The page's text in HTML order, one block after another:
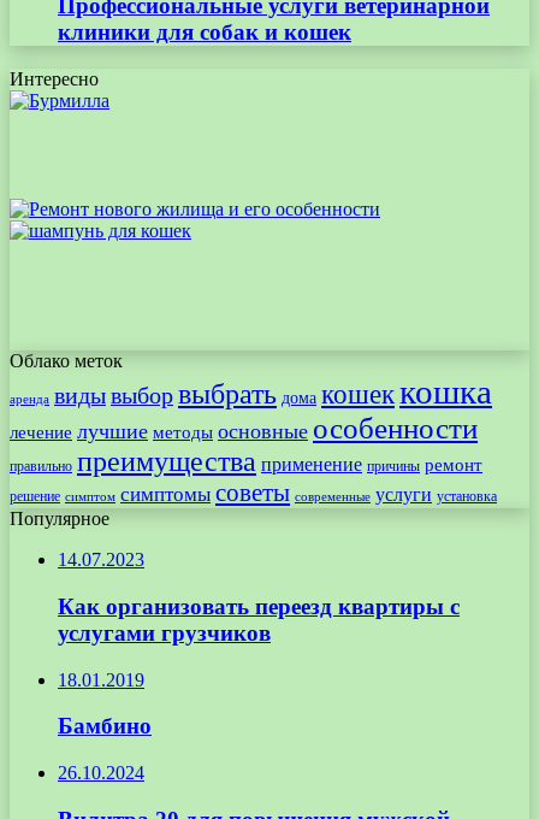
Профессиональные услуги ветеринарной
клиники для собак и кошек
Интересно
Облако меток
аренда видывыборвыбрать дома кошеккошка
лечение лучшие методы основные особенности
правильно преимущества применение причины ремонт
решение симптом симптомы советы современные услуги установка
Популярное
14.07.2023
Как организовать переезд квартиры с
услугами грузчиков
18.01.2019
Бамбино
26.10.2024